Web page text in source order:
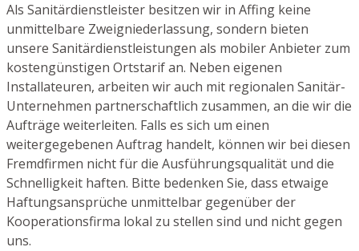
Als Sanitärdienstleister besitzen wir in Affing keine
unmittelbare Zweigniederlassung, sondern bieten
unsere Sanitärdienstleistungen als mobiler Anbieter zum
kostengünstigen Ortstarif an. Neben eigenen
Installateuren, arbeiten wir auch mit regionalen Sanitär-
Unternehmen partnerschaftlich zusammen, an die wir die
Aufträge weiterleiten. Falls es sich um einen
weitergegebenen Auftrag handelt, können wir bei diesen
Fremdfirmen nicht für die Ausführungsqualität und die
Schnelligkeit haften. Bitte bedenken Sie, dass etwaige
Haftungsansprüche unmittelbar gegenüber der
Kooperationsfirma lokal zu stellen sind und nicht gegen
uns.